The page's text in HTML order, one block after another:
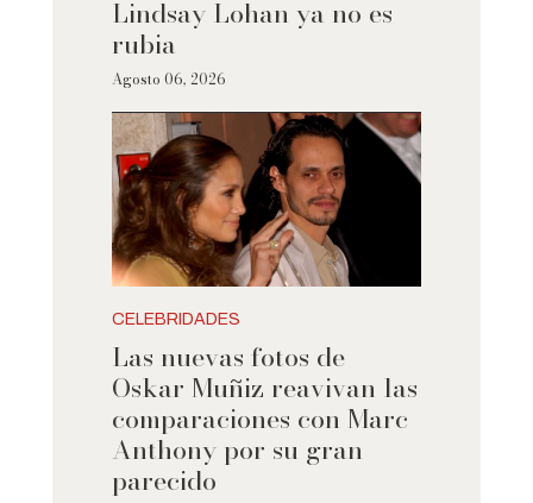
Lindsay Lohan ya no es
rubia
Agosto 06, 2026
CELEBRIDADES
Las nuevas fotos de
Oskar Muñiz reavivan las
comparaciones con Marc
Anthony por su gran
parecido